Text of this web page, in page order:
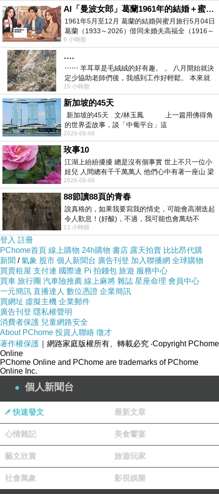
據，以識別有助於洞察供應鏈各個環節的模式。
更智能的倉庫。
倉庫不僅可以存儲和處理貨物。智能倉庫系統利
用各種互聯技術形成生態系統，自動跟蹤貨物的
接收、識別、分類、組織和准備。從供應商到客
戶，更智能的倉庫自動化了整個操作。數據分析
與自動化、物聯網與人工智能相結合，為企業提
供倉庫運營的整體鳥瞰圖，並傳遞與企業和貨物
交付相關的績效信息。智能倉庫提高了生產力、
效率和准確性，提供了更多的靈活性和能力。
物流公司可以從傳感器中收集大量信息，幫助跟
蹤包裹的運動，並檢測叉車路線的異常情況。監
測溫濕度水平將有助於企業規劃最有效的路線，
減少易腐商品的浪費。對庫存管理的洞察揭示了
倉庫最繁忙的部分，即需求量大的產品和季節性
產品應存儲在哪裏，並充分利用該區域。
此外，物流公司還可以根據客戶需求和購買行為
的曆史和實時數據來控制每個倉庫的庫存。一個
可能有用的例子是在某個地區訂購流行產品。該
地區最近的倉庫存量較高，以滿足需求。數據相
關技術還可以優化倉庫的數量、位置和容量，最
大限度地減少資本投資，確保倉庫管理更有效
纖入屋拉線。
更准確的規劃。
在過去的幾年裏，物流業受益於預測和分析的進
展。其分析算法根據曆史數據預測未來行為，並
通過預測和分析預測供求關系。企業可以對庫存
報告，預測需求，並相應地分配勞動力和資源。
問題可以最大限度地延長設備的正常運行時間，
AI「曼波女郎」葛蘭1961年的結婚＋蜜月旅行 #戀上老電影 #葛蘭 #粟子
1961年5月至12月 葛蘭的結婚與蜜月旅行5月04日
葛蘭（1933～2026）偕同未婚夫高福全（1916～
2004）乘郵輪赴倫敦6月15日於英國倫敦St.S
9 小時前
….
⋯⋯ 羊耳草是毛絨絨的好有趣。 。 八月開始就決
定少協助老師們後，我感到工作好輕鬆。 本來就
不是我的工作啊。 真
15 小時前
新加坡的45天
新加坡的45天 文/林玉鳳 上一篇用佛得角
的世界盃故事，談「中葡平台」這
2026-08-06
玫事10
江湖上紛紛擾擾 總是沒有個事實 世上不只一位小
娃兒 人間總有千千萬萬人 他們心中有著一座山 梁
山佛山泰華衡恆嵩 一山之高
2026-08-06
88節讀88頁的青春
說真格的，如果我要寫我的情史，可能會高潮迭起
令人歎息！(好酸)，不過，我可能也會萬劫不
復...，每天跪鍵盤還是被判了花心的罪
13 小時前
登入 註冊
PChome首頁 線上購物 24h購物 書店 露天拍賣 比比昂代購
新聞 /氣象 股市 個人新聞台 廣告刊登 加入聯播網 全球購物
買賣租屋 支付連 國際連 Pi 拍錢包 旅遊 服務中心
買車 旅行團 汽車險推薦 線上麻將 雜誌 星座命理 會員中心
一元簡訊 直播達人 數位憑證 企業簡訊
買網址 虛擬主機 企業郵件
廣告刊登 隱私權聲明
消費者保護 兒童網路安全
About PChome 投資人聯絡 徵才
著作權保護 ｜網路家庭版權所有、轉載必究 ‧Copyright PChome
Online
PChome Online and PChome are trademarks of PChome
Online Inc.
個人新聞台
快速發文 最新文章
心情雜記 美食饗宴
藝文欣賞 旅遊玩家
社會萬象 影視娛樂